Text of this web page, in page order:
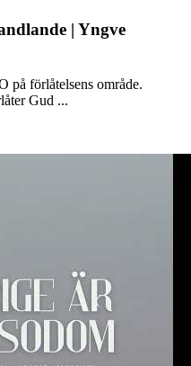
| Yngve
på förlåtelsens område.
Gud ...